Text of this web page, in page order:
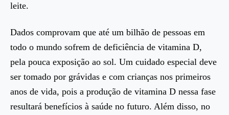
leite.
Dados comprovam que até um bilhão de pessoas em
todo o mundo sofrem de deficiência de vitamina D,
pela pouca exposição ao sol. Um cuidado especial deve
ser tomado por grávidas e com crianças nos primeiros
anos de vida, pois a produção de vitamina D nessa fase
resultará benefícios à saúde no futuro. Além disso, no